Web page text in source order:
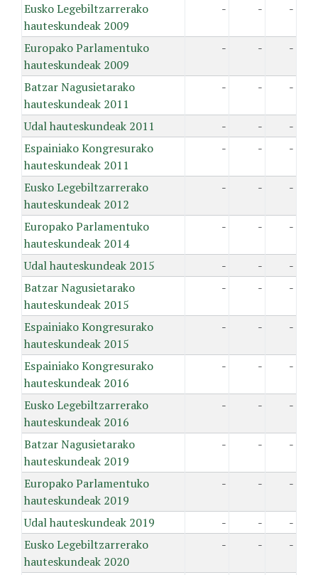
Eusko Legebiltzarrerako
hauteskundeak 2009
- - -
Europako Parlamentuko
hauteskundeak 2009
- - -
Batzar Nagusietarako
hauteskundeak 2011
- - -
Udal hauteskundeak 2011 - -
-
Espainiako Kongresurako
hauteskundeak 2011
- - -
Eusko Legebiltzarrerako
hauteskundeak 2012
- - -
Europako Parlamentuko
hauteskundeak 2014
- - -
Udal hauteskundeak 2015 - -
-
Batzar Nagusietarako
hauteskundeak 2015
- - -
Espainiako Kongresurako
hauteskundeak 2015
- - -
Espainiako Kongresurako
hauteskundeak 2016
- - -
Eusko Legebiltzarrerako
hauteskundeak 2016
- - -
Batzar Nagusietarako
hauteskundeak 2019
- - -
Europako Parlamentuko
hauteskundeak 2019
- - -
Udal hauteskundeak 2019 - -
-
Eusko Legebiltzarrerako
hauteskundeak 2020
- - -